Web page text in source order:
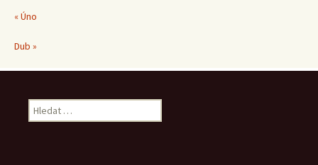
« Úno
Dub »
Vyhledávání